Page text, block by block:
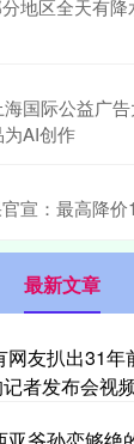
地区全天有
国际公益广告
AI创作
宣：最高降价
最新文章
网友扒出31年
者发布会视